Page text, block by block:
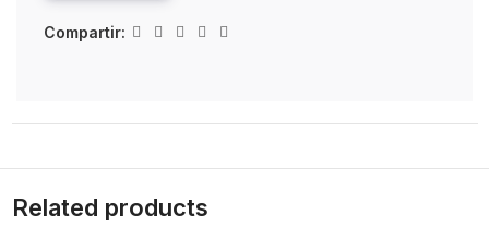
Compartir:
Related products